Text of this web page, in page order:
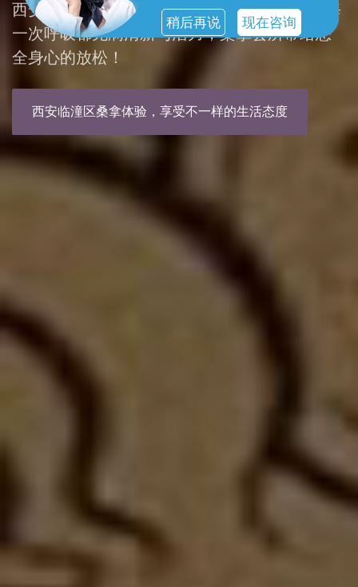
稍后再说 现在咨询
西安临潼区spa，您的私人放松天堂。让您的每
一次呼吸都充满清新与活力，桑拿会所带给您
全身心的放松！
西安临潼区桑拿体验，享受不一样的生活态度